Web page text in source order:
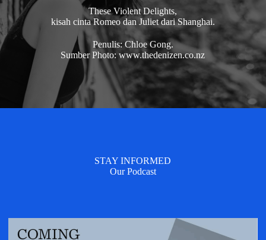
These Violent Delights,
kisah cinta Romeo dan Juliet dari Shanghai.
Penulis: Chloe Gong.
Sumber Photo: www.thedenizen.co.nz
STAY INFORMED
Our Podcast